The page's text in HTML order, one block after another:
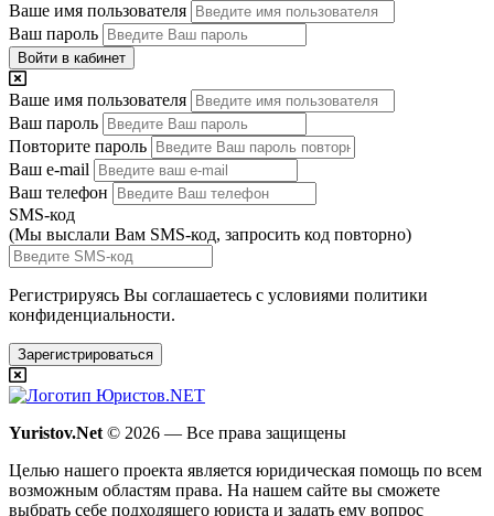
Ваше имя пользователя
Ваш пароль
Войти в кабинет
Ваше имя пользователя
Ваш пароль
Повторите пароль
Ваш e-mail
Ваш телефон
SMS-код
(Мы выслали Вам SMS-код, запросить код повторно)
Регистрируясь Вы соглашаетесь с условиями политики
конфиденциальности.
Зарегистрироваться
Yuristov.Net © 2026 — Все права защищены
Целью нашего проекта является юридическая помощь по всем
возможным областям права. На нашем сайте вы сможете
выбрать себе подходящего юриста и задать ему вопрос